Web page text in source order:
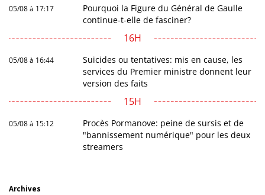
05/08 à 17:17
Pourquoi la Figure du Général de Gaulle
continue-t-elle de fasciner?
16H
05/08 à 16:44
Suicides ou tentatives: mis en cause, les
services du Premier ministre donnent leur
version des faits
15H
05/08 à 15:12
Procès Pormanove: peine de sursis et de
"bannissement numérique" pour les deux
streamers
Archives